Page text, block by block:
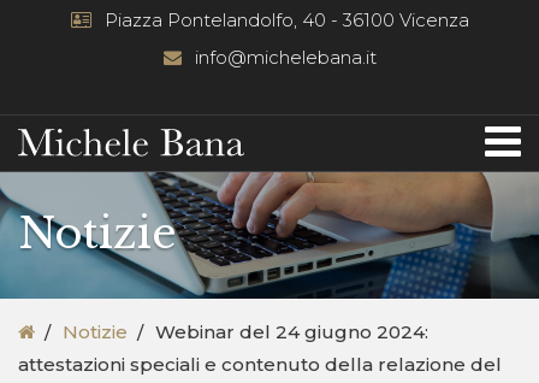
Piazza Pontelandolfo, 40 - 36100 Vicenza
info@michelebana.it
Notizie
Notizie
Webinar del 24 giugno 2024:
attestazioni speciali e contenuto della relazione del